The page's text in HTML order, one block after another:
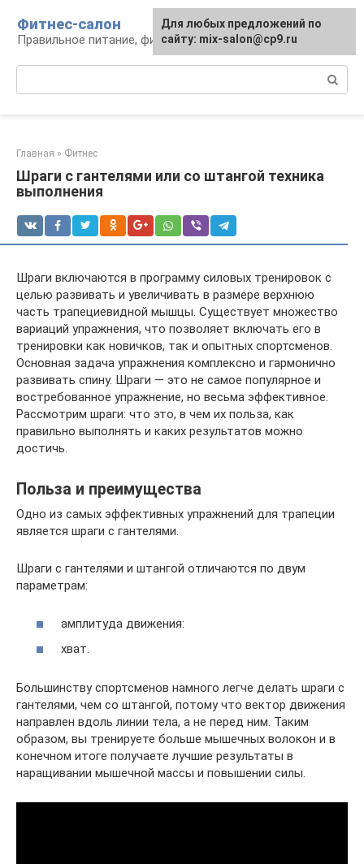
контенту
Фитнес-салон
Правильное питание, фитнес, образ жизни
Главная » Фитнес
Шраги с гантелями или со штангой техника
выполнения
Шраги включаются в программу силовых тренировок с
целью развивать и увеличивать в размере верхнюю
часть трапециевидной мышцы. Существует множество
вариаций упражнения, что позволяет включать его в
тренировки как новичков, так и опытных спортсменов.
Основная задача упражнения комплексно и гармонично
развивать спину. Шраги — это не самое популярное и
востребованное упражнение, но весьма эффективное.
Рассмотрим шраги: что это, в чем их польза, как
правильно выполнять и каких результатов можно
достичь.
Польза и преимущества
Одно из самых эффективных упражнений для трапеции
является шраги с гантелями.
Шраги с гантелями и штангой отличаются по двум
параметрам:
амплитуда движения:
хват.
Большинству спортсменов намного легче делать шраги с
гантелями, чем со штангой, потому что вектор движения
направлен вдоль линии тела, а не перед ним. Таким
образом, вы тренируете больше мышечных волокон и в
конечном итоге получаете лучшие результаты в
наращивании мышечной массы и повышении силы.
Для любых предложений по
сайту: mix-salon@cp9.ru